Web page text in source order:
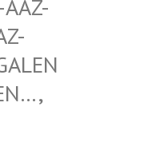
TZ-
MIN